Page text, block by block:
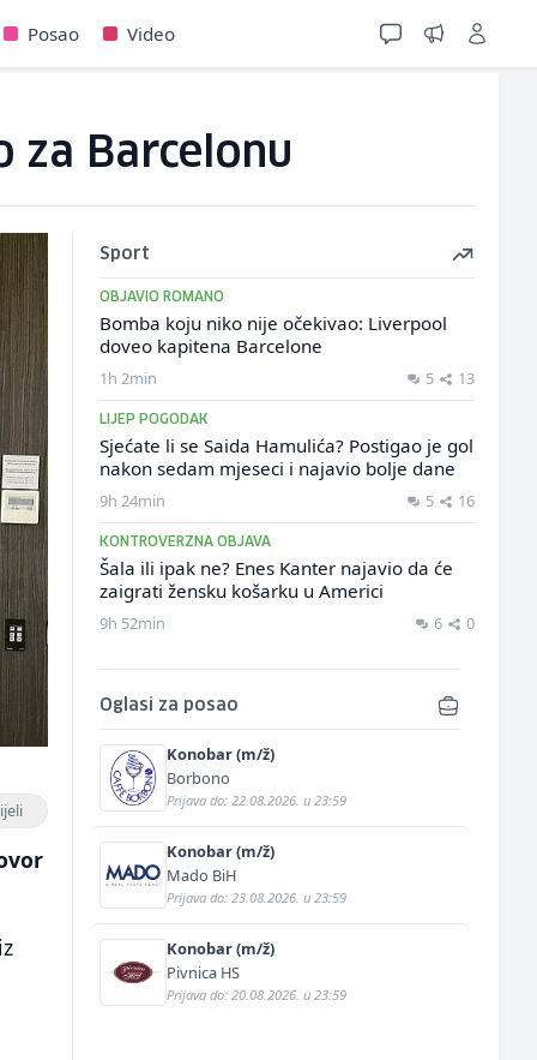
Posao Video
za Barcelonu
Sport
OBJAVIO ROMANO
Bomba koju niko nije očekivao: Liverpool
doveo kapitena Barcelone
1h 2min 5 13
LIJEP POGODAK
Sjećate li se Saida Hamulića? Postigao je gol
nakon sedam mjeseci i najavio bolje dane
9h 24min 5 16
KONTROVERZNA OBJAVA
Šala ili ipak ne? Enes Kanter najavio da će
zaigrati žensku košarku u Americi
9h 52min 6 0
Oglasi za posao
Konobar (m/ž)
Borbono
Prijava do: 22.08.2026. u 23:59
Konobar (m/ž)
Mado BiH
Prijava do: 23.08.2026. u 23:59
Konobar (m/ž)
Pivnica HS
Prijava do: 20.08.2026. u 23:59